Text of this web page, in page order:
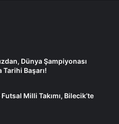
Dünya Şampiyonası
Başarı!
Milli Takımı, Bilecik’te